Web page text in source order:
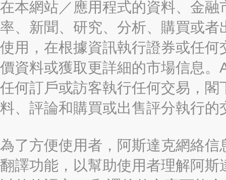
在本網站／應用程式的資料、金
率、新聞、研究、分析、購買或
使用，在根據資訊執行證券或任
價資料或獲取更詳細的市場信息
任何訂戶或訪客執行任何交易，
料、評論和購買或出售評分執行的
為了方便使用者，阿斯達克網絡
翻譯功能，以幫助使用者理解阿